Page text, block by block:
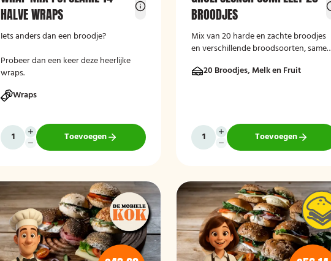
HALVE WRAPS
Iets anders dan een broodje?
Probeer dan een keer deze heerlijke
wraps.
Wraps
Toevoegen
BROODJES
Mix van 20 harde en zachte broodjes
en verschillende broodsoorten,
20 Broodjes, Melk en Fruit
Toevoegen